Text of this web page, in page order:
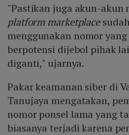
"Pastikan juga akun-akun
platform marketplace
menggunakan nomor
berpotensi dijebol pihak
diganti," ujarnya.
Pakar keamanan siber di
Tanujaya mengatakan,
nomor ponsel lama yang
biasanya terjadi karena